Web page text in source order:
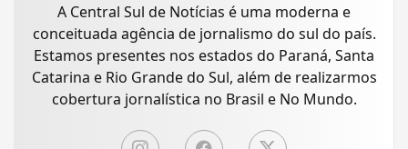
A Central Sul de Notícias é uma moderna e
conceituada agência de jornalismo do sul do país.
Estamos presentes nos estados do Paraná, Santa
Catarina e Rio Grande do Sul, além de realizarmos
cobertura jornalística no Brasil e No Mundo.